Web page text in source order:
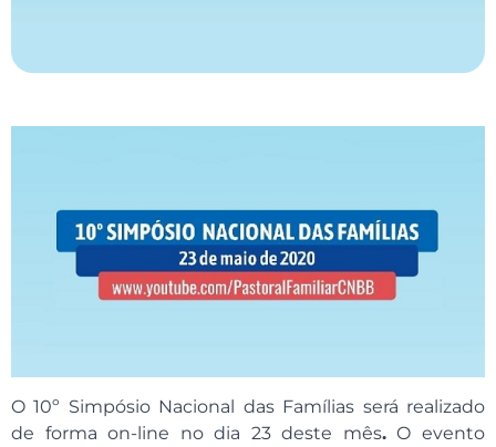
O 10º Simpósio Nacional das Famílias será realizado
de forma on-line no dia 23 deste mês.O evento